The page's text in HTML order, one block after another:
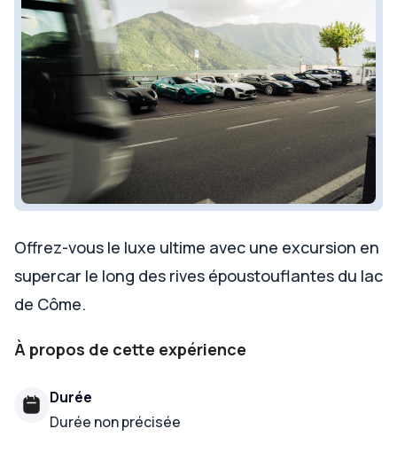
Offrez-vous le luxe ultime avec une excursion en
supercar le long des rives époustouflantes du lac
de Côme.
À propos de cette expérience
Durée
Durée non précisée